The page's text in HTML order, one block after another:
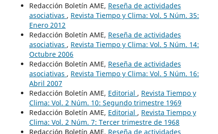
Redacción Boletín AME, Reseña de actividades
asociativas , Revista Tiempo y Clima: Vol. 5 Núm. 35:
Enero 2012
Redacción Boletín AME, Reseña de actividades
asociativas , Revista Tiempo y Clima: Vol. 5 Núm. 14:
Octubre 2006
Redacción Boletín AME, Reseña de actividades
asociativas , Revista Tiempo y Clima: Vol. 5 Núm. 16:
Abril 2007
Redacción Boletín AME, Editorial , Revista Tiempo y
Clima: Vol. 2 Núm. 10: Segundo trimestre 1969
Redacción Boletín AME, Editorial , Revista Tiempo y
Clima: Vol. 2 Núm. 7: Tercer trimestre de 1968
Redacción Boletín AME, Reseña de actividades